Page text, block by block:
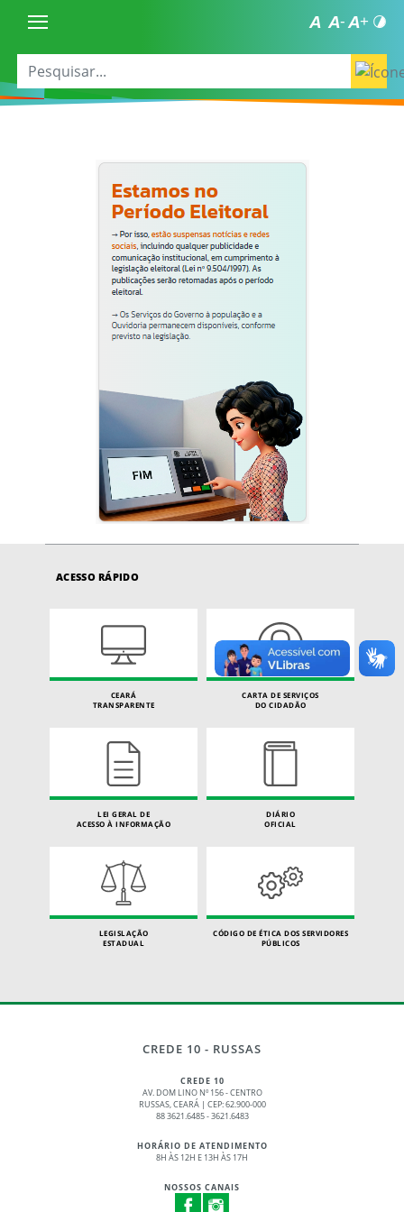
ACESSO RÁPIDO
CEARÁ
TRANSPARENTE
CARTA DE SERVIÇOS
DO CIDADÃO
LEI GERAL DE
ACESSO À INFORMAÇÃO
DIÁRIO
OFICIAL
LEGISLAÇÃO
ESTADUAL
CÓDIGO DE ÉTICA DOS SERVIDORES
PÚBLICOS
CREDE 10 - RUSSAS
CREDE 10
AV. DOM LINO Nº 156 - CENTRO
RUSSAS, CEARÁ | CEP: 62.900-000
88 3621.6485 - 3621.6483
HORÁRIO DE ATENDIMENTO
8H ÀS 12H E 13H ÀS 17H
NOSSOS CANAIS